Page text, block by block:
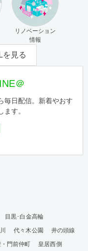
リノベーション
情報
を見る
＠
毎日配信。新着やおす
す。
目黒･白金高輪
代々木公園
井の頭線
門前仲町
皇居西側